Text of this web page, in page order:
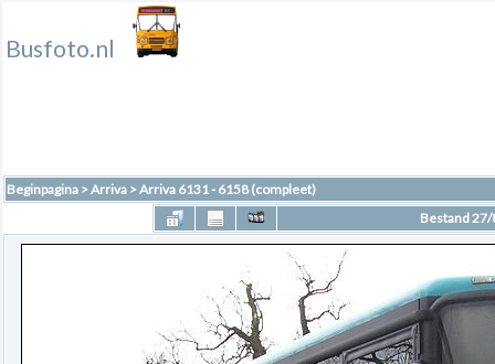
Busfoto.nl
Beginpagina >Arriva >Arriva 6131 - 6158 (compleet)
Bestand 27/